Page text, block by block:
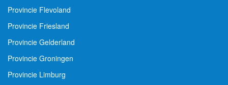
Provincie Flevoland
Provincie Friesland
Provincie Gelderland
Provincie Groningen
Provincie Limburg